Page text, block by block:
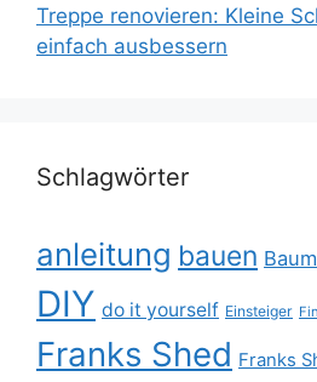
Treppe renovieren: Kleine
einfach ausbessern
Schlagwörter
anleitung bauen
DIY do it yourself Einsteiger
Franks Shed Franks